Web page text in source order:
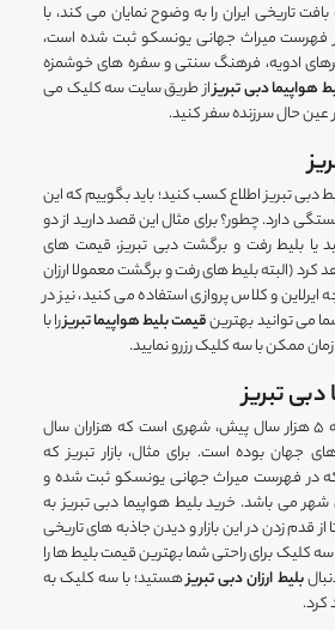
تاریخی ایران را به وضوح نمایان می کند، با
فهرست میراث جهانی یونسکو ثبت شده است،
ادویه، فرهنگ سنتی و سفره های خوشمزه
هواپیما دبی تبریزاز طریق سایت سه کلیک می
عین حال سرزنده سفر کنید.
دبی تبریز اطلاع کسب کنید؛ باید بگوییم که این
دارد. چطور؟ برای مثال این قصد دارید از دو
یا بلیط رفت و برگشت دبی تبریز، قیمت های
کرد (البته بلیط های رفت و برگشت معمولا ارزان
و کلاس پروازی استفاده می کنید، نیز در
می توانید بهترینقیمت بلیط هواپیما تبریزرا با
ممکن با سه کلیک رزرو نمایید.
تبریز
تبریز با تاریخی ریشه دار به 5 هزار سال پیش، شهری است که هزاران سال
جهان بوده است. برای مثال، بازار تبریز که
که در فهرست میراث جهانی یونسکو ثبت شده و
می باشد. خرید بلیط هواپیما دبی تبریز به
قدم زدن در این بازار و دیدن جاذبه های تاریخی
سه کلیک برای راحتی شما بهترین قیمت بلیط ها را
بلیط ارزان دبی تبریزهستید؛ با سه کلیک به
کرد.